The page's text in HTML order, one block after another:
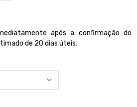
após a confirmação do
de 20 dias úteis.